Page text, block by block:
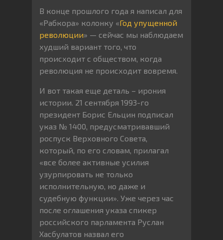
В конце прошлого года я написал для
«Рабкора» колонку «Год упущенной
революции» — сейчас мы наблюдаем
худший вариант того, что
происходит с обществом, когда
революция не происходит вовремя.
И вот такая еще деталь – ирония
истории. 21 сентября 1993-го
президент Борис Ельцин подписал
указ № 1400, предусматривавший
роспуск Верховного Совета,
который, по его словам, прилагал
«все более активные усилия
узурпировать не только
исполнительную, но даже и
судебную функции». Уже через час
после оглашения указа спикер
российского парламента Руслан
Хасбулатов назвал его